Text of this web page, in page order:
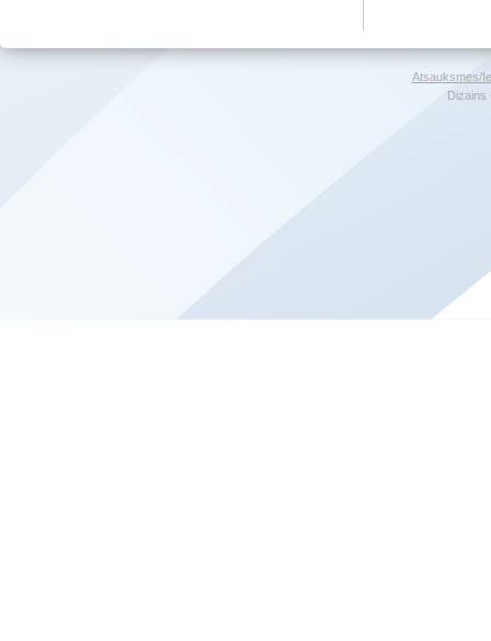
Atsauksmes/
Dizains